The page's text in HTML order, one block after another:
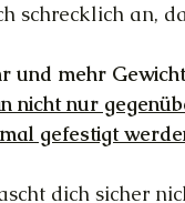
schrecklich an,
und mehr
nicht nur
gefestigt
dich sicher